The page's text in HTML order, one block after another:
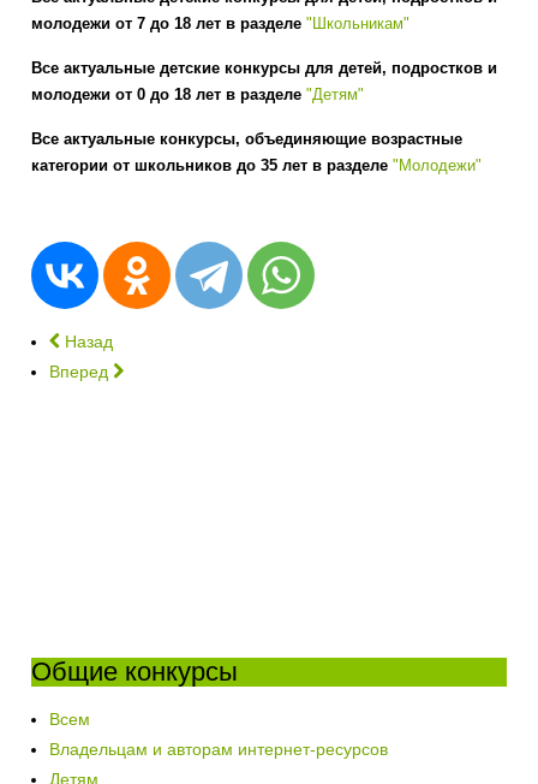
молодежи от 7 до 18 лет в разделе"Школьникам"
Все актуальные детские конкурсы для детей, подростков и
молодежи от 0 до 18 лет в разделе"Детям"
Все актуальные конкурсы, объединяющие возрастные
категории от школьников до 35 лет в разделе"Молодежи"
Назад
Вперед
Общие конкурсы
Всем
Владельцам и авторам интернет-ресурсов
Детям